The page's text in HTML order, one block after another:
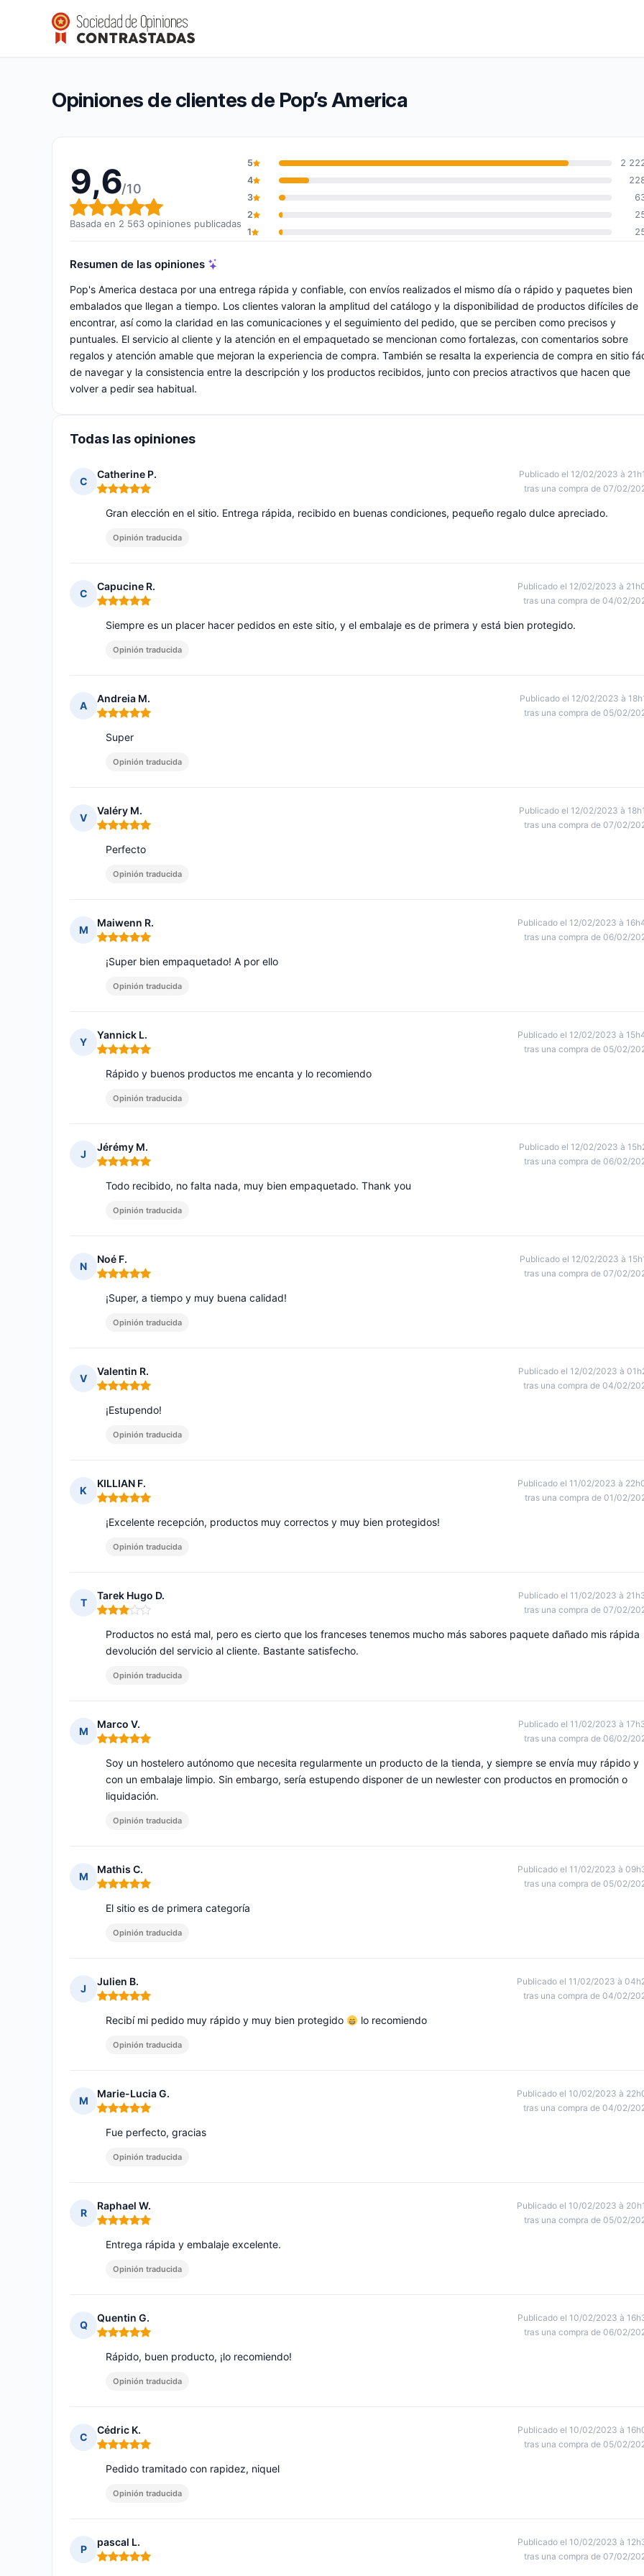
Pop’s America
Calificación global: 9,6 de 10
9,6/10(2 563 opiniones)
Opiniones de clientes de Pop’s America
9,6/10
Calificación global: 9,6 de 10
Basada en 2 563 opiniones publicadas
5
2
4
3
2
1
Resumen de las opiniones
Pop's America destaca por una entrega rápida y confiable, con envíos realizados el mismo día o rápido y paquetes bien
embalados que llegan a tiempo. Los clientes valoran la amplitud del catálogo y la disponibilidad de productos difíciles de
encontrar, así como la claridad en las comunicaciones y el seguimiento del pedido, que se perciben como precisos y
puntuales. El servicio al cliente y la atención en el empaquetado se mencionan como fortalezas, con comentarios sobre
regalos y atención amable que mejoran la experiencia de compra. También se resalta la experiencia de compra en sitio
de navegar y la consistencia entre la descripción y los productos recibidos, junto con precios atractivos que hacen que
volver a pedir sea habitual.
Todas las opiniones
C
Catherine P.
Nota: 5 de 5
Publicado el 12/02/2023 à
tras una compra de 07/02/
Gran elección en el sitio. Entrega rápida, recibido en buenas condiciones, pequeño regalo dulce apreciado.
Opinión traducida
C
Capucine R.
Nota: 5 de 5
Publicado el 12/02/2023 à
tras una compra de 04/02/
Siempre es un placer hacer pedidos en este sitio, y el embalaje es de primera y está bien protegido.
Opinión traducida
A
Andreia M.
Nota: 5 de 5
Publicado el 12/02/2023 à
tras una compra de 05/02/
Super
Opinión traducida
V
Valéry M.
Nota: 5 de 5
Publicado el 12/02/2023 à
tras una compra de 07/02/
Perfecto
Opinión traducida
M
Maiwenn R.
Nota: 5 de 5
Publicado el 12/02/2023 à
tras una compra de 06/02/
¡Super bien empaquetado! A por ello
Opinión traducida
Y
Yannick L.
Nota: 5 de 5
Publicado el 12/02/2023 à
tras una compra de 05/02/
Rápido y buenos productos me encanta y lo recomiendo
Opinión traducida
J
Jérémy M.
Nota: 5 de 5
Publicado el 12/02/2023 à
tras una compra de 06/02/
Todo recibido, no falta nada, muy bien empaquetado. Thank you
Opinión traducida
N
Noé F.
Nota: 5 de 5
Publicado el 12/02/2023 à
tras una compra de 07/02/
¡Super, a tiempo y muy buena calidad!
Opinión traducida
V
Valentin R.
Nota: 5 de 5
Publicado el 12/02/2023 à
tras una compra de 04/02/
¡Estupendo!
Opinión traducida
K
KILLIAN F.
Nota: 5 de 5
Publicado el 11/02/2023 à
tras una compra de 01/02/
¡Excelente recepción, productos muy correctos y muy bien protegidos!
Opinión traducida
T
Tarek Hugo D.
Nota: 3 de 5
Publicado el 11/02/2023 à
tras una compra de 07/02/
Productos no está mal, pero es cierto que los franceses tenemos mucho más sabores paquete dañado mis rápida
devolución del servicio al cliente. Bastante satisfecho.
Opinión traducida
M
Marco V.
Nota: 5 de 5
Publicado el 11/02/2023 à
tras una compra de 06/02/
Soy un hostelero autónomo que necesita regularmente un producto de la tienda, y siempre se envía muy rápido y
con un embalaje limpio. Sin embargo, sería estupendo disponer de un newlester con productos en promoción o
liquidación.
Opinión traducida
M
Mathis C.
Nota: 5 de 5
Publicado el 11/02/2023 à
tras una compra de 05/02/
El sitio es de primera categoría
Opinión traducida
J
Julien B.
Nota: 5 de 5
Publicado el 11/02/2023 à
tras una compra de 04/02/
Recibí mi pedido muy rápido y muy bien protegido lo recomiendo
Opinión traducida
M
Marie-Lucia G.
Nota: 5 de 5
Publicado el 10/02/2023 à
tras una compra de 04/02/
Fue perfecto, gracias
Opinión traducida
R
Raphael W.
Nota: 5 de 5
Publicado el 10/02/2023 à
tras una compra de 05/02/
Entrega rápida y embalaje excelente.
Opinión traducida
Q
Quentin G.
Nota: 5 de 5
Publicado el 10/02/2023 à
tras una compra de 06/02/
Rápido, buen producto, ¡lo recomiendo!
Opinión traducida
C
Cédric K.
Nota: 5 de 5
Publicado el 10/02/2023 à
tras una compra de 05/02/
Pedido tramitado con rapidez, niquel
Opinión traducida
P
pascal L.
Nota: 5 de 5
Publicado el 10/02/2023 à
tras una compra de 07/02/